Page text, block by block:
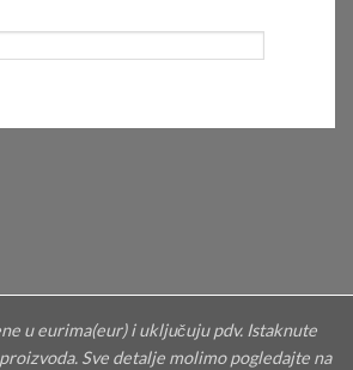
u eurima(eur) i uključuju pdv. Istaknute
Sve detalje molimo pogledajte na